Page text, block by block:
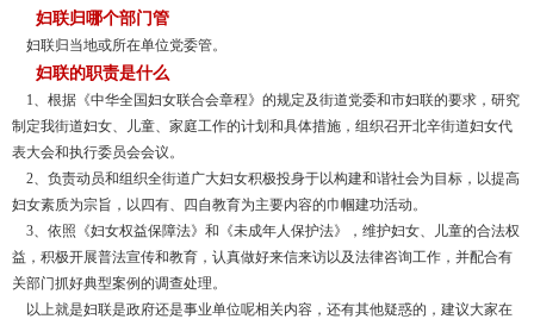
妇联归哪个部门管
妇联归当地或所在单位党委管。
妇联的职责是什么
1、根据《中华全国妇女联合会章程》的规定及街道党委和市妇联的要求，研究
制定我街道妇女、儿童、家庭工作的计划和具体措施，组织召开北辛街道妇女代
表大会和执行委员会会议。
2、负责动员和组织全街道广大妇女积极投身于以构建和谐社会为目标，以提高
妇女素质为宗旨，以四有、四自教育为主要内容的巾帼建功活动。
3、依照《妇女权益保障法》和《未成年人保护法》，维护妇女、儿童的合法权
益，积极开展普法宣传和教育，认真做好来信来访以及法律咨询工作，并配合有
关部门抓好典型案例的调查处理。
以上就是妇联是政府还是事业单位呢相关内容，还有其他疑惑的，建议大家在